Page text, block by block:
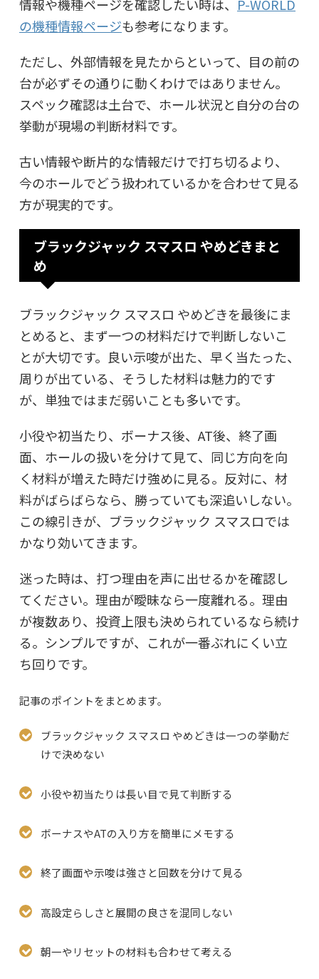
情報や機種ページを確認したい時は、 P-WORLD
の機種情報ページも参考になります。
ただし、外部情報を見たからといって、目の前の
台が必ずその通りに動くわけではありません。
スペック確認は土台で、ホール状況と自分の台の
挙動が現場の判断材料です。
古い情報や断片的な情報だけで打ち切るより、
今のホールでどう扱われているかを合わせて見る
方が現実的です。
ブラックジャック スマスロ やめどきまと
め
ブラックジャック スマスロ やめどきを最後にま
とめると、まず一つの材料だけで判断しないこ
とが大切です。良い示唆が出た、早く当たった、
周りが出ている、そうした材料は魅力的です
が、単独ではまだ弱いことも多いです。
小役や初当たり、ボーナス後、AT後、終了画
面、ホールの扱いを分けて見て、同じ方向を向
く材料が増えた時だけ強めに見る。反対に、材
料がばらばらなら、勝っていても深追いしない。
この線引きが、ブラックジャック スマスロでは
かなり効いてきます。
迷った時は、打つ理由を声に出せるかを確認し
てください。理由が曖昧なら一度離れる。理由
が複数あり、投資上限も決められているなら続け
る。シンプルですが、これが一番ぶれにくい立
ち回りです。
記事のポイントをまとめます。
ブラックジャック スマスロ やめどきは一つの挙動だ
けで決めない
小役や初当たりは長い目で見て判断する
ボーナスやATの入り方を簡単にメモする
終了画面や示唆は強さと回数を分けて見る
高設定らしさと展開の良さを混同しない
朝一やリセットの材料も合わせて考える